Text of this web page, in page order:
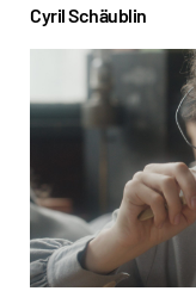
Cyril Schäublin